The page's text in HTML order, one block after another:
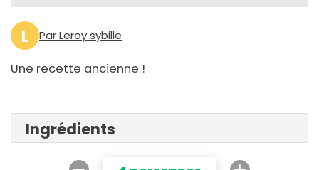
L Par Leroy sybille
Une recette ancienne !
Ingrédients